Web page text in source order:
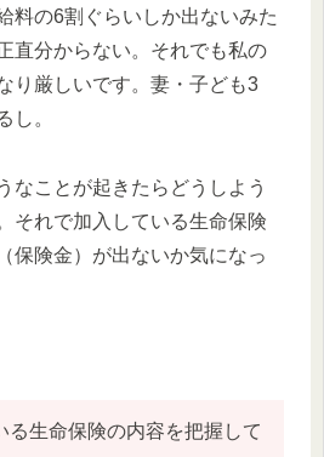
料の6割ぐらいしか出ないみた
直分からない。それでも私の
り厳しいです。妻・子ども3
し。
ことが起きたらどうしよう
それで加入している生命保険
保険金）が出ないか気になっ
る生命保険の内容を把握して